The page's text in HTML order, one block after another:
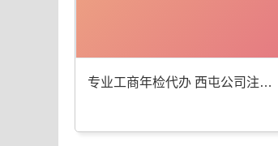
专业工商年检代办 西屯公司注册服务优